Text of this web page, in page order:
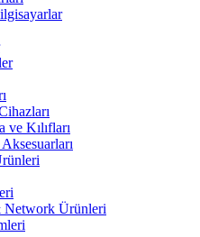
Kılıfları
Ürünleri